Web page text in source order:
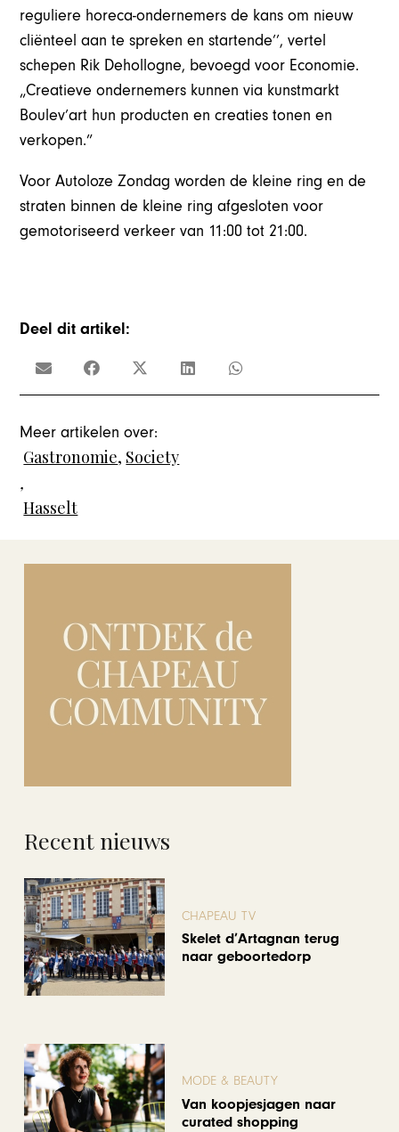
reguliere horeca-ondernemers de kans om nieuw
cliënteel aan te spreken en startende’’, vertel
schepen Rik Dehollogne, bevoegd voor Economie.
„Creatieve ondernemers kunnen via kunstmarkt
Boulev’art hun producten en creaties tonen en
verkopen.”
Voor Autoloze Zondag worden de kleine ring en de
straten binnen de kleine ring afgesloten voor
gemotoriseerd verkeer van 11:00 tot 21:00.
Deel dit artikel:
Meer artikelen over:
Gastronomie, Society
,
Hasselt
Recent nieuws
CHAPEAU TV
Skelet d’Artagnan terug
naar geboortedorp
MODE & BEAUTY
Van koopjesjagen naar
curated shopping